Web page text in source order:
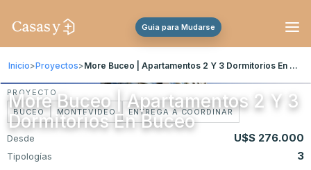
Guia para Mudarse
Inicio>Proyectos> More Buceo | Apartamentos 2 Y 3 Dormitorios En Buceo
More Buceo | Apartamentos 2 Y 3
Dormitorios En Buceo
PROYECTO
BUCEO
MONTEVIDEO ENTREGA A COORDINAR
Desde U$S 276.000
Tipologías 3